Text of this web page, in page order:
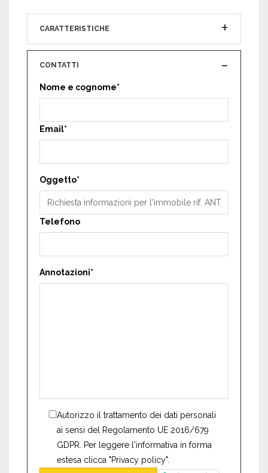
CARATTERISTICHE
CONTATTI
Nome e cognome*
Email*
Oggetto*
Telefono
Annotazioni*
Autorizzo il trattamento dei dati personali
ai sensi del Regolamento UE 2016/679
GDPR. Per leggere l'informativa in forma
estesa clicca "Privacy policy".